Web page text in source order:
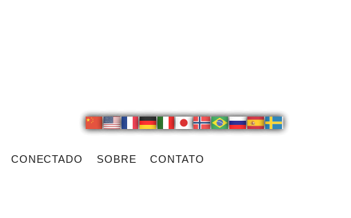
CONECTADO SOBRE CONTATO